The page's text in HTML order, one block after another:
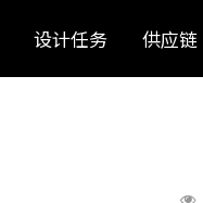
设计任务 供应链